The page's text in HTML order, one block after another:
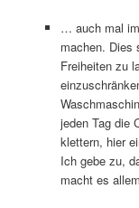
… auch mal
machen. Dies
Freiheiten zu
jeden Tag die
klettern, hier
Ich gebe zu,
macht es